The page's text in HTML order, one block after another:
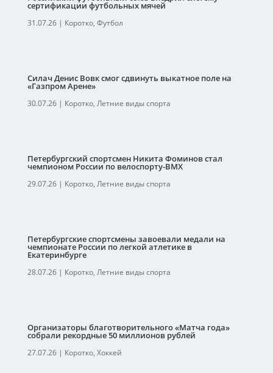
сертификации футбольных мячей
31.07.26| Коротко, Футбол
Силач Денис Вовк смог сдвинуть выкатное поле на
«Газпром Арене»
30.07.26| Коротко, Летние виды спорта
Петербургский спортсмен Никита Фоминов стал
чемпионом России по велоспорту-ВМХ
29.07.26| Коротко, Летние виды спорта
Петербургские спортсмены завоевали медали на
чемпионате России по легкой атлетике в
Екатеринбурге
28.07.26| Коротко, Летние виды спорта
Организаторы благотворительного «Матча года»
собрали рекордные 50 миллионов рублей
27.07.26| Коротко, Хоккей